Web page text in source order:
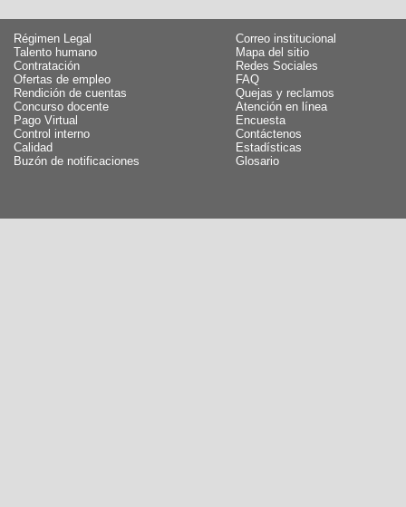
Régimen Legal
Talento humano
Contratación
Ofertas de empleo
Rendición de cuentas
Concurso docente
Pago Virtual
Control interno
Calidad
Buzón de notificaciones
Correo institucional
Mapa del sitio
Redes Sociales
FAQ
Quejas y reclamos
Atención en línea
Encuesta
Contáctenos
Estadísticas
Glosario